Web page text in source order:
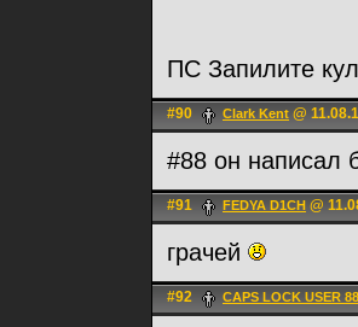
ПС Запилите
#90 Clark Kent @
#88 он написал
#91 FEDYA D1CH @
грачей
#92 CAPS LOCK USER 88